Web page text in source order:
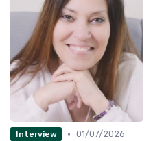
Interview • 01/07/2026